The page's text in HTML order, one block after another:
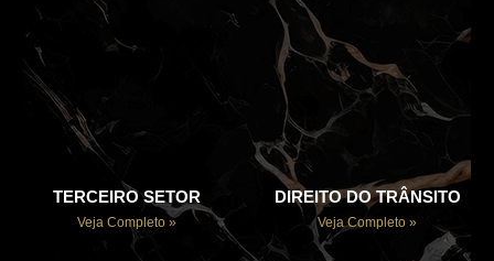
TERCEIRO SETOR
Veja Completo »
DIREITO DO TRÂNSITO
Veja Completo »